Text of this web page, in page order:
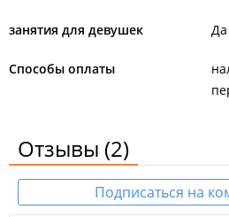
занятия для девушек Да
Способы оплаты
Отзывы (2)
Подписаться на